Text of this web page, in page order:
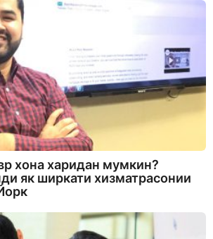
хона харидан мумкин?
як ширкати хизматрасонии